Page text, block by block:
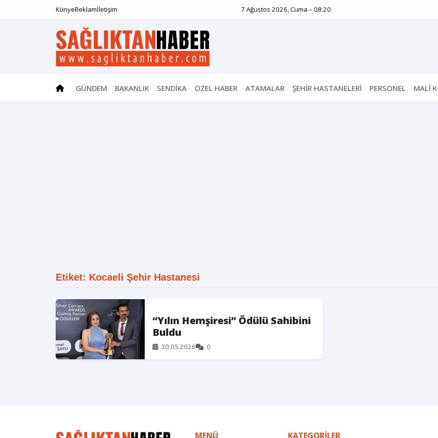
KünyeReklamİletişim 7 Ağustos 2026, Cuma – 08:20
GÜNDEM BAKANLIK SENDİKA ÖZEL HABER ATAMALAR ŞEHİR HASTANELERİ PERSONEL MALİ
Etiket: Kocaeli Şehir Hastanesi
“Yılın Hemşiresi” Ödülü Sahibini
Buldu
30.05.2026 0
MENÜ KATEGORILER